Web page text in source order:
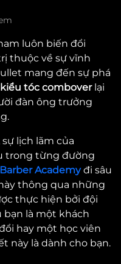
luôn biến đổi
thuộc về sự vĩnh
mang đến sự phá
kiểu tóc comboverlại
đàn ông trưởng
lịch lãm của
trong từng đường
Academyđi sâu
thông qua những
thực hiện bởi đội
bạn là một khách
hay một học viên
này là dành cho bạn.